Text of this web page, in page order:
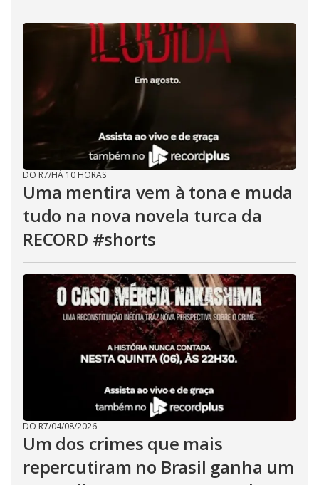
DO R7/HÁ 10 HORAS
Uma mentira vem à tona e muda
tudo na nova novela turca da
RECORD #shorts
DO R7/04/08/2026
Um dos crimes que mais
repercutiram no Brasil ganha um